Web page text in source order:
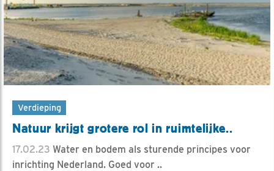
Verdieping
Natuur krijgt grotere rol in ruimtelijke..
17.02.23 Water en bodem als sturende principes voor
inrichting Nederland. Goed voor ..